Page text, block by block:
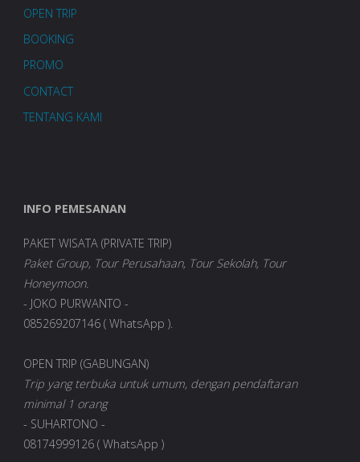
OPEN TRIP
BOOKING
PROMO
CONTACT
TENTANG KAMI
INFO PEMESANAN
PAKET WISATA (PRIVATE TRIP)
Paket Group, Tour Perusahaan, Tour Sekolah, Tour
Honeymoon.
- JOKO PURWANTO -
085269207146 ( WhatsApp ).
OPEN TRIP (GABUNGAN)
Trip yang terbuka untuk umum, dengan pendaftaran
minimal 1 orang
- SUHARTONO -
08174999126 ( WhatsApp )